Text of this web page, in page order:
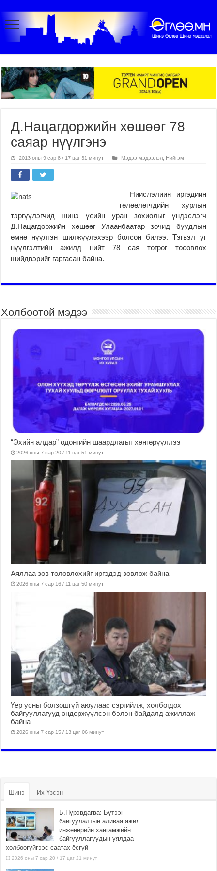
Д.Нацагдоржийн хөшөөг 78
саяар нүүлгэнэ
2013 оны 9 сар 8 / 17 цаг 31 минут Мэдээ мэдээлэл Нийгэм
Нийслэлийн иргэдийн
төлөөлөгчдийн хурлын
тэргүүлэгчид шинэ үеийн уран зохиолыг үндэслэгч
Д.Нацагдоржийн хөшөөг Улаанбаатар зочид буудлын
өмнө нүүлгэн шилжүүлэхээр болсон билээ. Тэгвэл уг
нүүлгэлтийн ажилд нийт 78 сая төгрөг төсөвлөх
шийдвэрийг гаргасан байна.
Холбоотой мэдээ
“Эхийн алдар” одонгийн шаардлагыг хөнгөрүүллээ
2026 оны 7 сар 20 / 11 цаг 51 минут
Аяллаа зөв төлөвлөхийг иргэдэд зөвлөж байна
2026 оны 7 сар 16 / 11 цаг 50 минут
Үер усны болзошгүй аюулаас сэргийлж, холбогдох
байгууллагууд өндөржүүлсэн бэлэн байдалд ажиллаж
байна
2026 оны 7 сар 15 / 13 цаг 06 минут
Шинэ Их Үзсэн
Б.Пүрэвдагва: Бүтээн
байгуулалтын аливаа ажил
инженерийн хангамжийн
байгууллагуудын уялдаа
холбоогүйгээс саатах ёсгүй
2026 оны 7 сар 20 / 17 цаг 21 минут